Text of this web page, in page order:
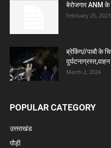
बेरोजगार ANM के
February 25, 2023
ब्रेकिंग//पाबौ के
March 2, 2024
POPULAR CATEGORY
उत्तराखंड
पौड़ी